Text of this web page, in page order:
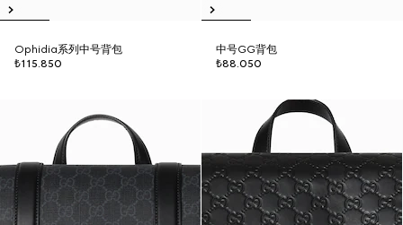
Ophidia系列中号背包
₺115.850
中号GG背包
₺88.050